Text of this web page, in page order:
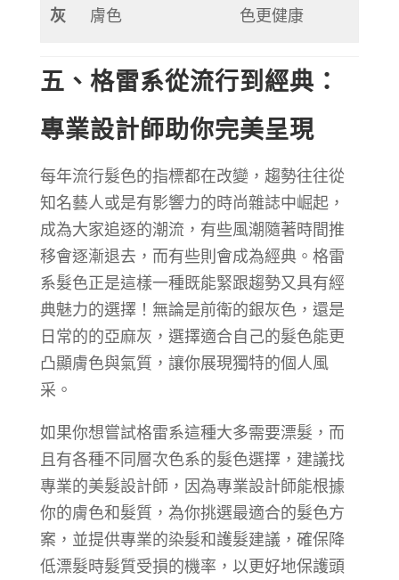
灰
膚色
色更健康
五、格雷系從流行到經典：
專業設計師助你完美呈現
每年流行髮色的指標都在改變，趨勢往往從
知名藝人或是有影響力的時尚雜誌中崛起，
成為大家追逐的潮流，有些風潮隨著時間推
移會逐漸退去，而有些則會成為經典。格雷
系髮色正是這樣一種既能緊跟趨勢又具有經
典魅力的選擇！無論是前衛的銀灰色，還是
日常的的亞麻灰，選擇適合自己的髮色能更
凸顯膚色與氣質，讓你展現獨特的個人風
采。
如果你想嘗試格雷系這種大多需要漂髮，而
且有各種不同層次色系的髮色選擇，建議找
專業的美髮設計師，因為專業設計師能根據
你的膚色和髮質，為你挑選最適合的髮色方
案，並提供專業的染髮和護髮建議，確保降
低漂髮時髮質受損的機率，以更好地保護頭